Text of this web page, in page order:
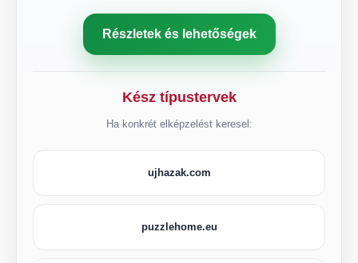
Részletek és lehetőségek
Kész típustervek
Ha konkrét elképzelést keresel:
ujhazak.com
puzzlehome.eu